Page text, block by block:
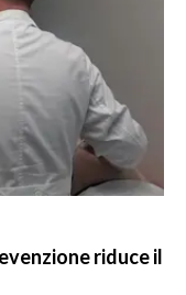
riduce il